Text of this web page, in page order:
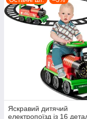
Яскравий дитячий
електропоїзд із 16